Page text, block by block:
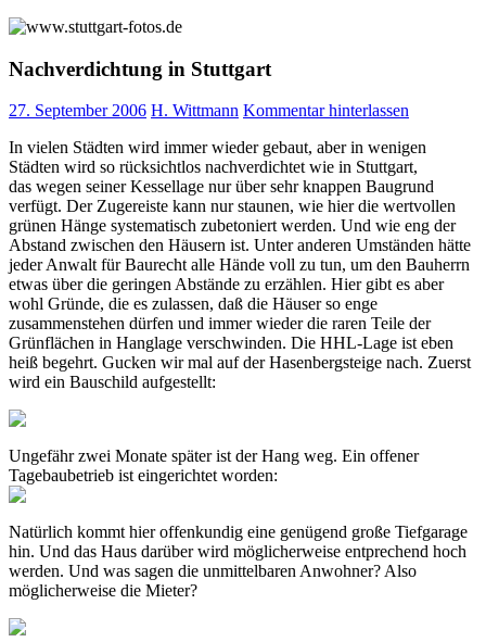
Nachverdichtung in Stuttgart
27. September 2006 H. Wittmann Kommentar hinterlassen
In vielen Städten wird immer wieder gebaut, aber in wenigen
Städten wird so rücksichtlos nachverdichtet wie in Stuttgart,
das wegen seiner Kessellage nur über sehr knappen Baugrund
verfügt. Der Zugereiste kann nur staunen, wie hier die wertvollen
grünen Hänge systematisch zubetoniert werden. Und wie eng der
Abstand zwischen den Häusern ist. Unter anderen Umständen hätte
jeder Anwalt für Baurecht alle Hände voll zu tun, um den Bauherrn
etwas über die geringen Abstände zu erzählen. Hier gibt es aber
wohl Gründe, die es zulassen, daß die Häuser so enge
zusammenstehen dürfen und immer wieder die raren Teile der
Grünflächen in Hanglage verschwinden. Die HHL-Lage ist eben
heiß begehrt. Gucken wir mal auf der Hasenbergsteige nach. Zuerst
wird ein Bauschild aufgestellt:
Ungefähr zwei Monate später ist der Hang weg. Ein offener
Tagebaubetrieb ist eingerichtet worden:
Natürlich kommt hier offenkundig eine genügend große Tiefgarage
hin. Und das Haus darüber wird möglicherweise entprechend hoch
werden. Und was sagen die unmittelbaren Anwohner? Also
möglicherweise die Mieter?